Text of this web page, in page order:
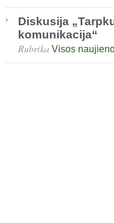
Diskusija
komunikacija“
Rubrika Visos